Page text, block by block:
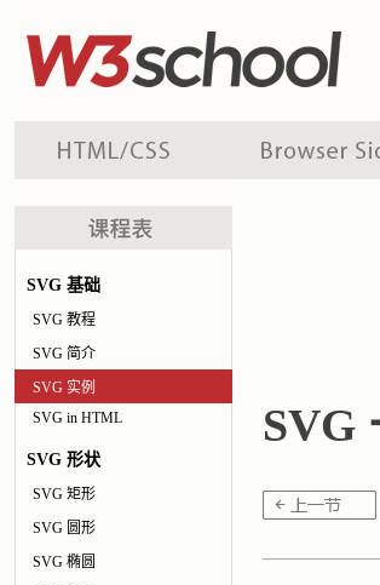
SVG 基础
SVG 教程
SVG 简介
SVG 实例
SVG in HTML
SVG 形状
SVG 矩形
SVG 圆形
SVG 椭圆
SVG